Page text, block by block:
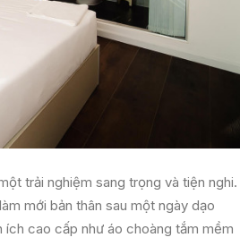
trải nghiệm sang trọng và tiện nghi.
mới bản thân sau một ngày dạo
cao cấp như áo choàng tắm mềm